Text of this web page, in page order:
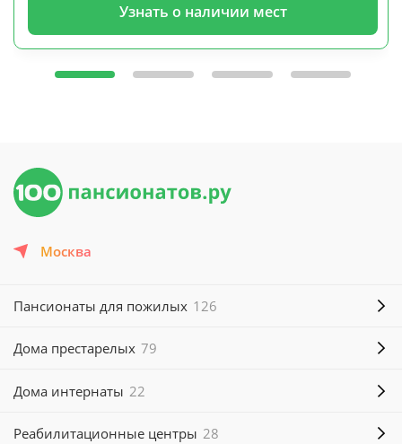
Узнать о наличии мест
Москва
Пансионаты для пожилых 126
Дома престарелых 79
Дома интернаты 22
Реабилитационные центры 28